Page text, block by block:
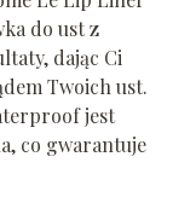
do ust z
dając Ci
Twoich ust.
jest
co gwarantuje